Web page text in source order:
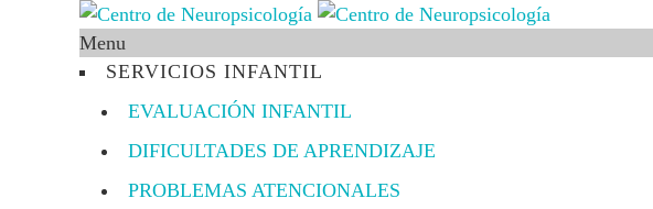
Menu
SERVICIOS INFANTIL
EVALUACIÓN INFANTIL
DIFICULTADES DE APRENDIZAJE
PROBLEMAS ATENCIONALES